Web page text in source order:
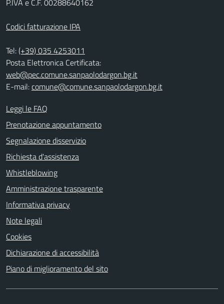
P.IVA e C.F. 00288640162
Codici fatturazione IPA
Tel:(+39) 035 4253011
Posta Elettronica Certificata:
web@pec.comune.sanpaolodargon.bg.it
E-mail:comune@comune.sanpaolodargon.bg.it
Leggi le FAQ
Prenotazione appuntamento
Segnalazione disservizio
Richiesta d'assistenza
Whistleblowing
Amministrazione trasparente
Informativa privacy
Note legali
Cookies
Dichiarazione di accessibilità
Piano di miglioramento del sito